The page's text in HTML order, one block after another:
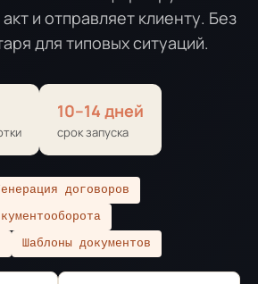
и отправляет клиенту. Без
для типовых ситуаций.
10–14 дней
срок запуска
договоров
Шаблоны документов